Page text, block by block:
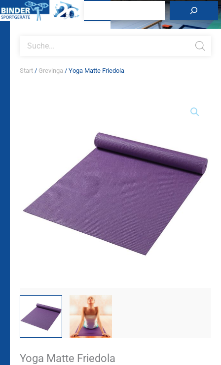
Inhalt
search
Start / Grevinga / Yoga Matte Friedola
Yoga Matte Friedola